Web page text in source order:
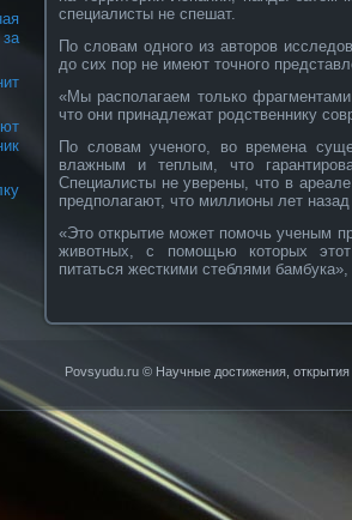
специалисты не спешат.
По словам одного из авторов
до сих пор не имеют точного
«Мы располагаем только
что они принадлежат родственнику
По словам ученого, во времена
влажным и теплым, что
Специалисты не уверены, что в
предполагают, что миллионы лет назад
«Это открытие может помочь ученым
животных, с помощью которых
питаться жесткими стеблями
Povsyudu.ru © Научные достижения, открытия